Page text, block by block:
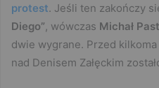
protest. Jeśli ten zakończy
Diego”, wówczas Michał
dwie wygrane. Przed
nad Denisem Załęckim